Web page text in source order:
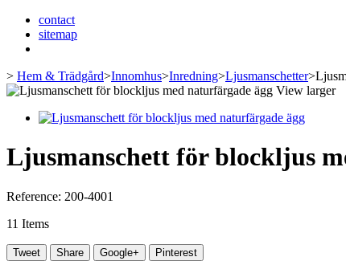
contact
sitemap
> Hem & Trädgård>Innomhus>Inredning>Ljusmanschetter>
View larger
Ljusmanschett för blockljus
Reference: 200-4001
11 Items
Tweet Share Google+ Pinterest